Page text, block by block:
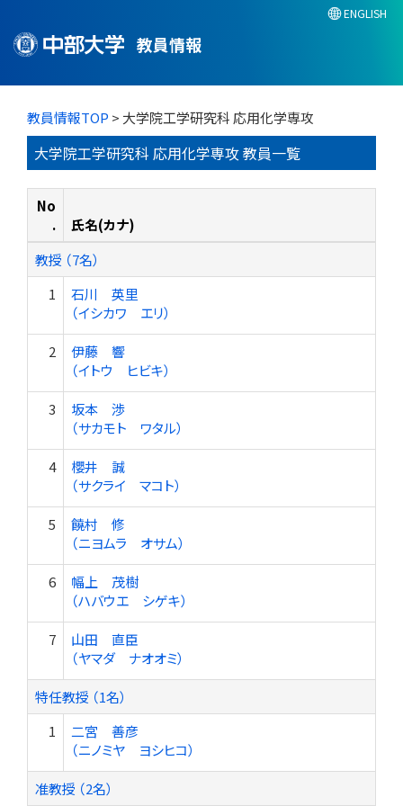
教員情報
ENGLISH
教員情報TOP > 大学院工学研究科 応用化学専攻
大学院工学研究科 応用化学専攻 教員一覧
No
.
氏名(カナ)
教授 （7名）
1
石川 英里
（イシカワ エリ）
2
伊藤 響
（イトウ ヒビキ）
3
坂本 渉
（サカモト ワタル）
4
櫻井 誠
（サクライ マコト）
5
饒村 修
（ニヨムラ オサム）
6
幅上 茂樹
（ハバウエ シゲキ）
7
山田 直臣
（ヤマダ ナオオミ）
特任教授 （1名）
1
二宮 善彦
（ニノミヤ ヨシヒコ）
准教授 （2名）